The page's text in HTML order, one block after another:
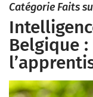
Catégorie Faits
Belgique :